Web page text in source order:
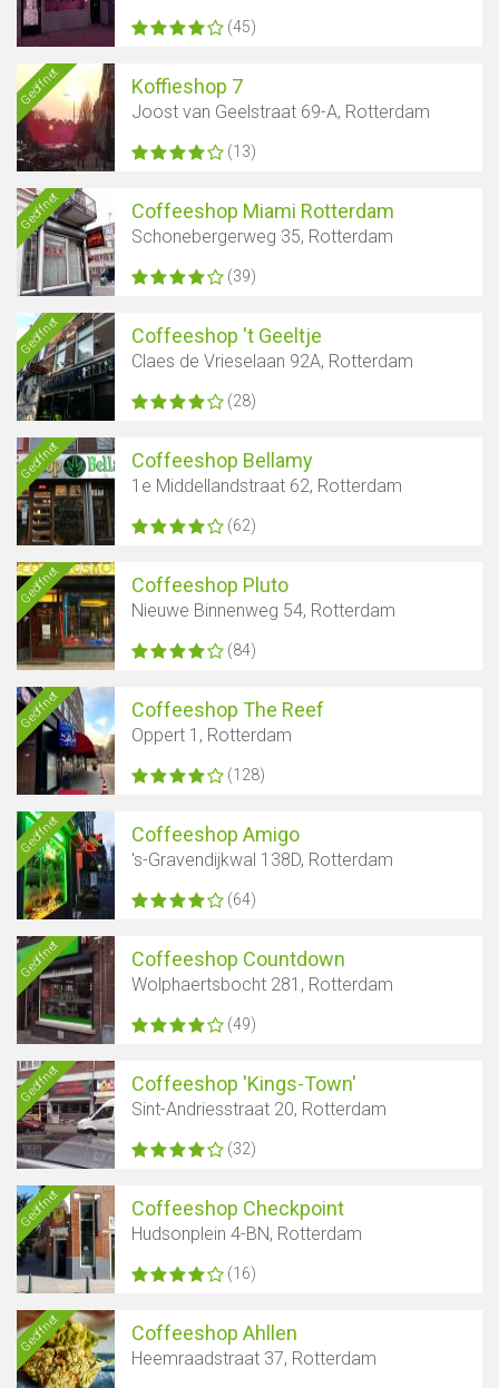
(45)
Geöffnet Koffieshop 7
Joost van Geelstraat 69-A, Rotterdam
(13)
Geöffnet Coffeeshop Miami Rotterdam
Schonebergerweg 35, Rotterdam
(39)
Geöffnet Coffeeshop 't Geeltje
Claes de Vrieselaan 92A, Rotterdam
(28)
Geöffnet Coffeeshop Bellamy
1e Middellandstraat 62, Rotterdam
(62)
Geöffnet Coffeeshop Pluto
Nieuwe Binnenweg 54, Rotterdam
(84)
Geöffnet Coffeeshop The Reef
Oppert 1, Rotterdam
(128)
Geöffnet Coffeeshop Amigo
's-Gravendijkwal 138D, Rotterdam
(64)
Geöffnet Coffeeshop Countdown
Wolphaertsbocht 281, Rotterdam
(49)
Geöffnet Coffeeshop 'Kings-Town'
Sint-Andriesstraat 20, Rotterdam
(32)
Geöffnet Coffeeshop Checkpoint
Hudsonplein 4-BN, Rotterdam
(16)
Geöffnet Coffeeshop Ahllen
Heemraadstraat 37, Rotterdam